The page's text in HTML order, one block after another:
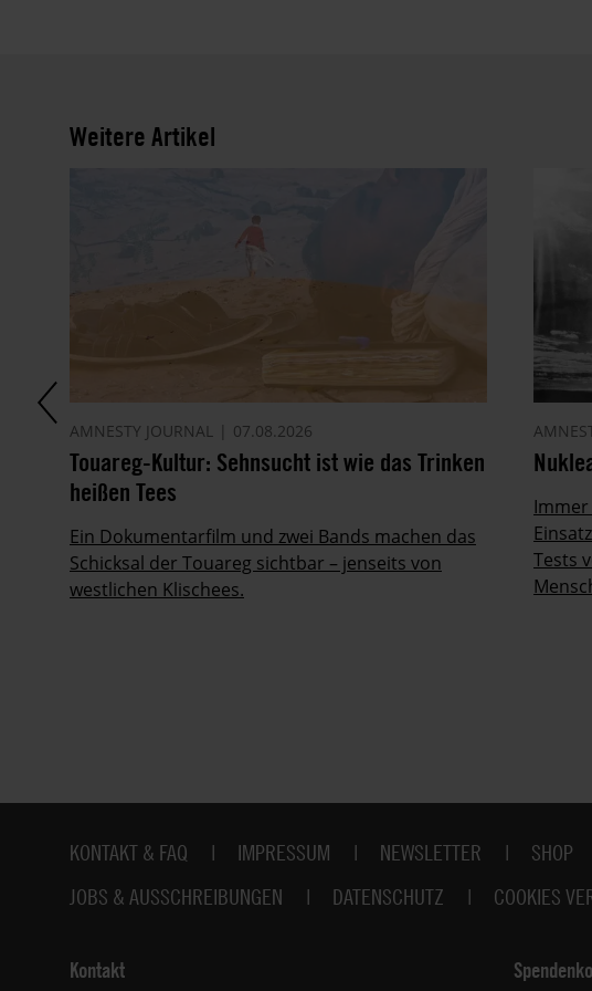
Weitere Artikel
AMNESTY JOURNAL 07.08.2026
Touareg-Kultur: Sehnsucht ist wie das Trinken
heißen Tees
Ein Dokumentarfilm und zwei Bands machen das
Schicksal der Touareg sichtbar – jenseits von
westlichen Klischees.
Tests
Fußbereich
KONTAKT & FAQ IMPRESSUM NEWSLETTER SHOP
JOBS & AUSSCHREIBUNGEN
DATENSCHUTZ COOKIES
Kontakt